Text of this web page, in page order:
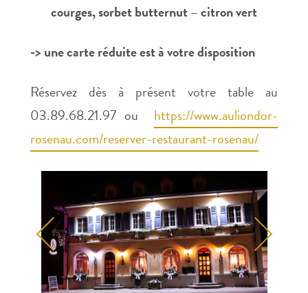
courges, sorbet butternut – citron vert
-> une carte réduite est à votre disposition
Réservez dès à présent votre table au
03.89.68.21.97 ou https://www.auliondor-
rosenau.com/reserver-restaurant-rosenau/